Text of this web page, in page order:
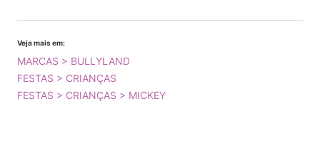
Veja mais em:
MARCAS > BULLYLAND
FESTAS > CRIANÇAS
FESTAS > CRIANÇAS > MICKEY